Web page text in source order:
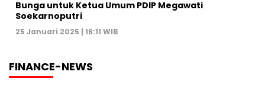
Bunga untuk Ketua Umum PDIP Megawati
Soekarnoputri
25 Januari 2025 | 16:11 WIB
FINANCE-NEWS